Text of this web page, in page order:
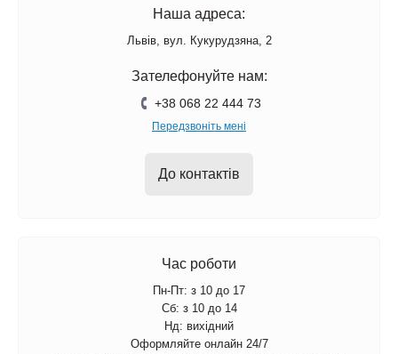
Наша адреса:
Львів, вул. Кукурудзяна, 2
Зателефонуйте нам:
+38 068 22 444 73
Передзвоніть мені
До контактів
Час роботи
Пн-Пт: з 10 до 17
Сб: з 10 до 14
Нд: вихідний
Оформляйте онлайн 24/7